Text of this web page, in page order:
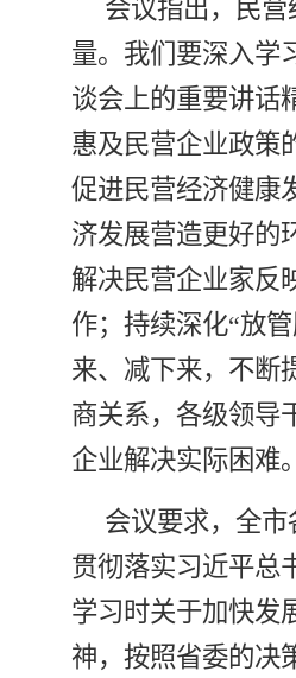
会议指出，民
量。我们要深入学
谈会上的重要讲话
惠及民营企业政策
促进民营经济健康
济发展营造更好的
解决民营企业家反
作；持续深化“放
来、减下来，不断
商关系，各级领导
企业解决实际困难。
会议要求，全
贯彻落实习近平总
学习时关于加快发
神，按照省委的决